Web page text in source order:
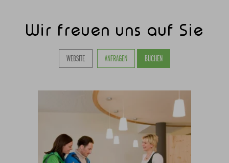
Wir freuen uns auf Sie
WEBSITE ANFRAGEN BUCHEN